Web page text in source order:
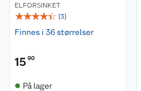
ELFORSINKET
☆☆☆☆☆ (3)
Finnes i 36 størrelser
15 90
På lager